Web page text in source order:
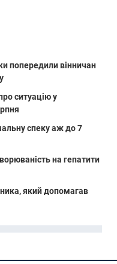
попередили вінничан
ситуацію у
спеку аж до 7
на гепатити
який допомагав